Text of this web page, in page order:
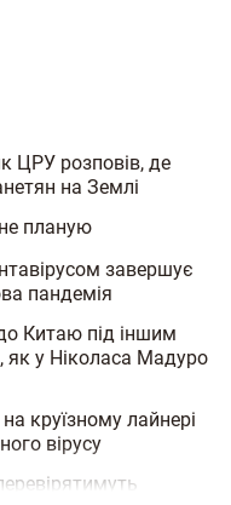
ЦРУ розповів, де
на Землі
планую
завершує
пандемія
Китаю під іншим
як у Ніколаса Мадуро
круїзному лайнері
вірусу